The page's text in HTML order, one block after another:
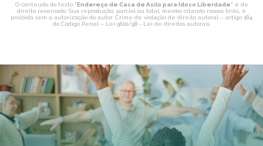
O conteúdo do texto "Endereço de Casa de Asilo para Idoso Liberdade" é de
direito reservado. Sua reprodução, parcial ou total, mesmo citando nossos links, é
proibida sem a autorização do autor. Crime de violação de direito autoral – artigo 184
do Código Penal – Lei 9610/98 - Lei de direitos autorais.